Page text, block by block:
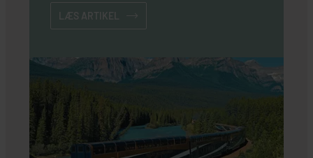
LÆS ARTIKEL